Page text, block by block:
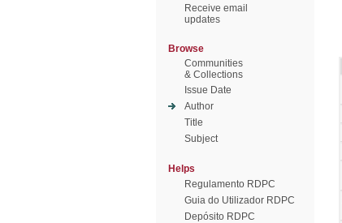
Receive email
updates
Browse
Communities
& Collections
Issue Date
Author
Title
Subject
Helps
Regulamento RDPC
Guia do Utilizador RDPC
Depósito RDPC